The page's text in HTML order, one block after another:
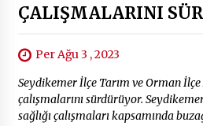
ÇALIŞMALARINI
Per Ağu 3 , 2023
Seydikemer İlçe Tarım ve Orman
çalışmalarını sürdürüyor.
sağlığı çalışmaları kapsamında